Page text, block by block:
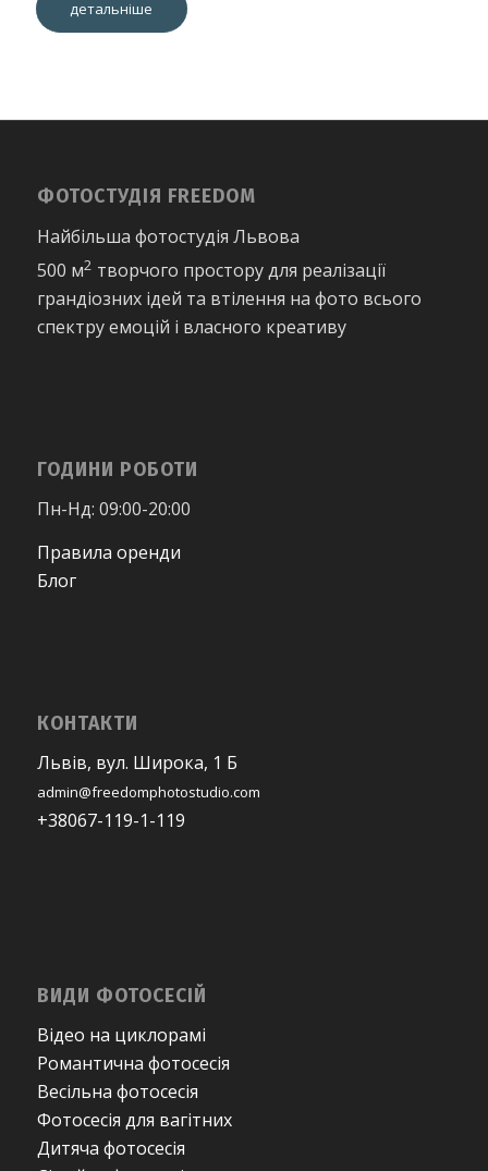
детальніше
ФОТОСТУДІЯ FREEDOM
Найбільша фотостудія Львова
500 м2 творчого простору для реалізації
грандіозних ідей та втілення на фото всього
спектру емоцій і власного креативу
ГОДИНИ РОБОТИ
Пн-Нд: 09:00-20:00
Правила оренди
Блог
КОНТАКТИ
Львів, вул. Широка, 1 Б
admin@freedomphotostudio.com
+38067-119-1-119
ВИДИ ФОТОСЕСІЙ
Відео на циклорамі
Романтична фотосесія
Весільна фотосесія
Фотосесія для вагітних
Дитяча фотосесія